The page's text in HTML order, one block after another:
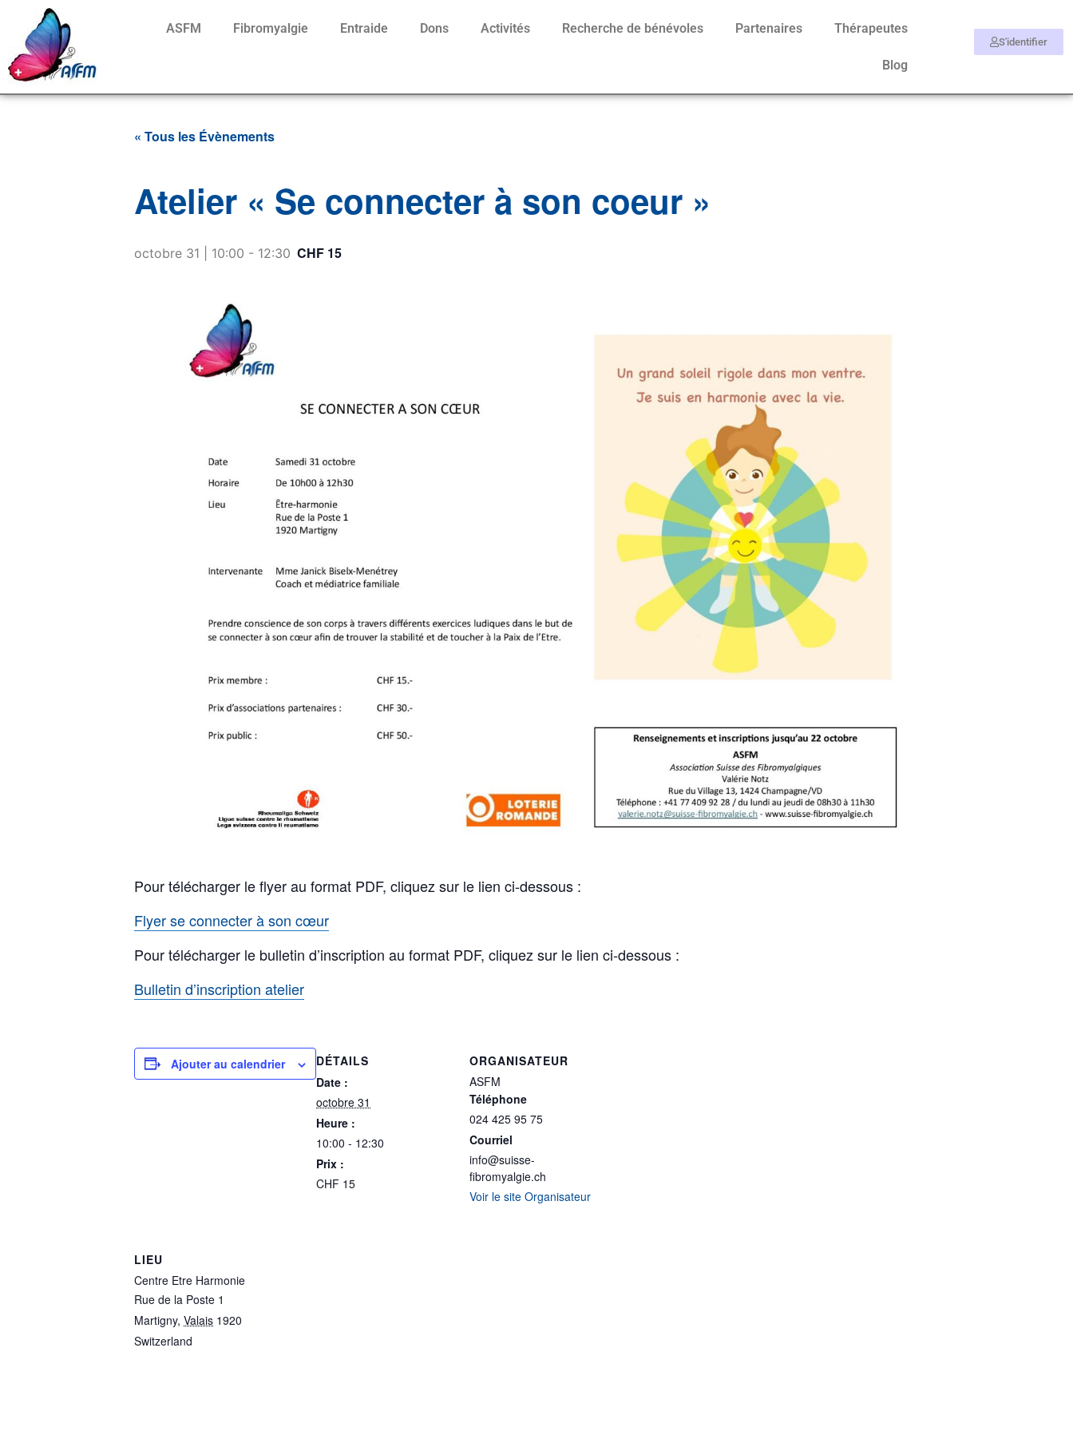
ASFM Fibromyalgie Entraide Dons Activités Recherche de bénévoles Partenaires Thérapeutes
Blog
S'identifier
« Tous les Évènements
Atelier « Se connecter à son coeur »
octobre 31 | 10:00 - 12:30 CHF 15
Pour télécharger le flyer au format PDF, cliquez sur le lien ci-dessous :
Flyer se connecter à son cœur
Pour télécharger le bulletin d’inscription au format PDF, cliquez sur le lien ci-dessous :
Bulletin d’inscription atelier
Ajouter au calendrier
DÉTAILS
Date :
octobre 31
Heure :
10:00 - 12:30
Prix :
CHF 15
ORGANISATEUR
ASFM
Téléphone
024 425 95 75
Courriel
info@suisse-
fibromyalgie.ch
Voir le site Organisateur
LIEU
Centre Etre Harmonie
Rue de la Poste 1
Martigny, Valais 1920
Switzerland